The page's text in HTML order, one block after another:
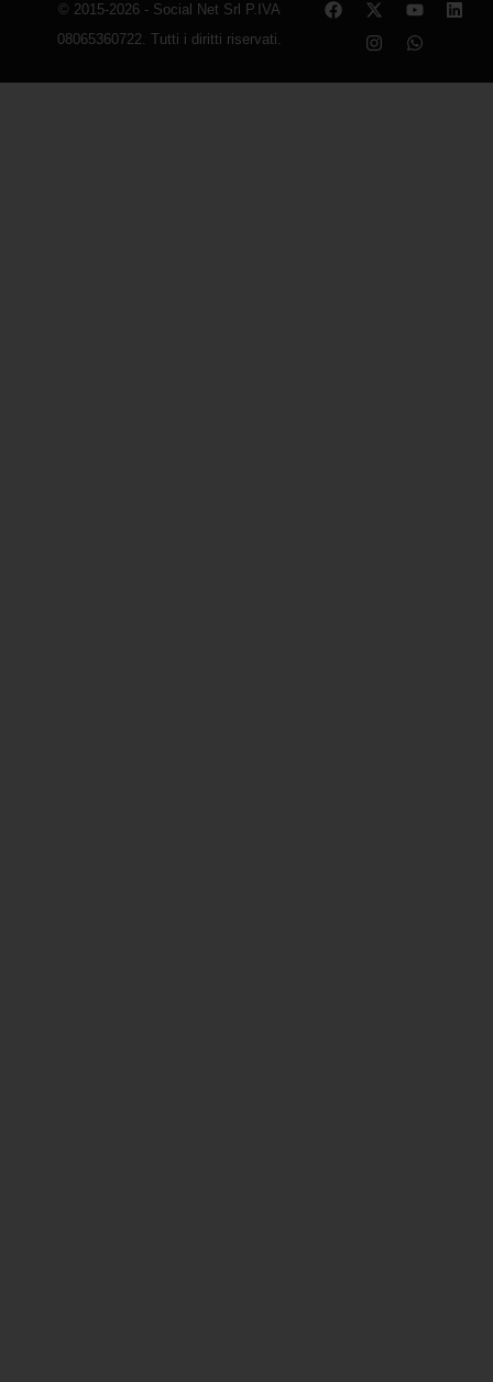
© 2015-2026 - Social Net Srl P.IVA
08065360722. Tutti i diritti riservati.